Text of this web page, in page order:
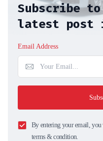
Subscribe
latest post
Email Address
By entering your email,
terms & condition.